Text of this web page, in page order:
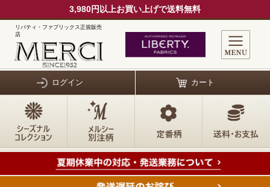
3,980円以上お買い上げで送料無料
リバティ・ファブリックス正規販売
店
ログイン カート